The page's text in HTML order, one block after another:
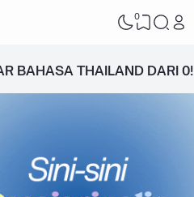
0
BAHASA THAILAND DARI 0!